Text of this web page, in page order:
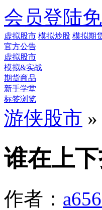
会员登陆
虚拟股市 模拟炒股 模拟期
官方公告
虚拟股市
模拟&实战
期货商品
新手学堂
标签浏览
游侠股市 »
谁在上
作者：